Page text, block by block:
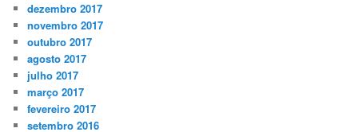
dezembro 2017
novembro 2017
outubro 2017
agosto 2017
julho 2017
março 2017
fevereiro 2017
setembro 2016